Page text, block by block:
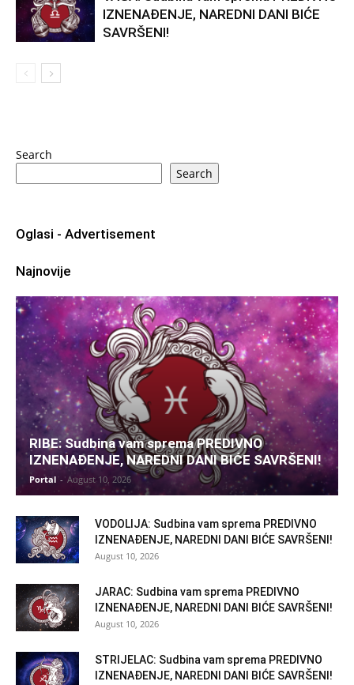
IZNENAĐENJE, NAREDNI DANI BIĆE
SAVRŠENI!
Search
Search
Oglasi - Advertisement
Najnovije
RIBE: Sudbina vam sprema PREDIVNO
IZNENAĐENJE, NAREDNI DANI BIĆE SAVRŠENI!
Portal - August 10, 2026
VODOLIJA: Sudbina vam sprema PREDIVNO
IZNENAĐENJE, NAREDNI DANI BIĆE SAVRŠENI!
August 10, 2026
JARAC: Sudbina vam sprema PREDIVNO
IZNENAĐENJE, NAREDNI DANI BIĆE SAVRŠENI!
August 10, 2026
STRIJELAC: Sudbina vam sprema PREDIVNO
IZNENAĐENJE, NAREDNI DANI BIĆE SAVRŠENI!